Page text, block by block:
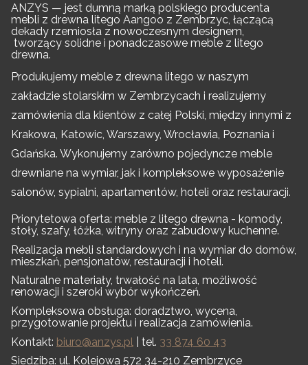
ANZYS — jest dumną marką polskiego producenta
mebli z drewna litego Aangoo z Zembrzyc, łączącą
dekady rzemiosła z nowoczesnym designem,
tworzący solidne i ponadczasowe meble z litego
drewna.
Produkujemy meble z drewna litego w naszym
zakładzie stolarskim w Zembrzycach i realizujemy
zamówienia dla klientów z całej Polski, między innymi z
Krakowa, Katowic, Warszawy, Wrocławia, Poznania i
Gdańska. Wykonujemy zarówno pojedyncze meble
drewniane na wymiar, jak i kompleksowe wyposażenie
salonów, sypialni, apartamentów, hoteli oraz restauracji.
Priorytetowa oferta: meble z litego drewna - komody,
stoły, szafy, łóżka, witryny oraz zabudowy kuchenne.
Realizacja mebli standardowych i na wymiar do domów,
mieszkań, pensjonatów, restauracji i hoteli.
Naturalne materiały, trwałość na lata, możliwość
renowacji i szeroki wybór wykończeń.
Kompleksowa obsługa: doradztwo, wycena,
przygotowanie projektu i realizacja zamówienia.
Kontakt: biuro@anzys.pl | tel. 33 874 60 43
Siedziba: ul. Kolejowa 572 34-210 Zembrzyce